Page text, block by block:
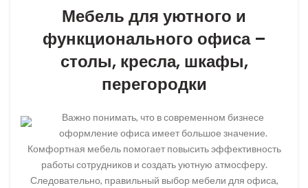
Мебель для уютного и
функционального офиса –
столы, кресла, шкафы,
перегородки
Важно понимать, что в современном бизнесе
оформление офиса имеет большое значение.
Комфортная мебель помогает повысить эффективность
работы сотрудников и создать уютную атмосферу.
Следовательно, правильный выбор мебели для офиса,